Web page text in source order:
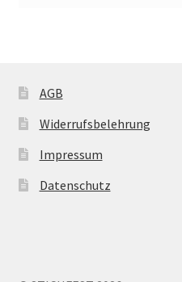
AGB
Widerrufsbelehrung
Impressum
Datenschutz